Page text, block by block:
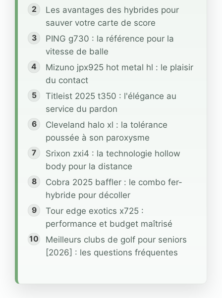
Les avantages des hybrides pour
sauver votre carte de score
PING g730 : la référence pour la
vitesse de balle
Mizuno jpx925 hot metal hl : le plaisir
du contact
Titleist 2025 t350 : l'élégance au
service du pardon
Cleveland halo xl : la tolérance
poussée à son paroxysme
Srixon zxi4 : la technologie hollow
body pour la distance
Cobra 2025 baffler : le combo fer-
hybride pour décoller
Tour edge exotics x725 :
performance et budget maîtrisé
Meilleurs clubs de golf pour seniors
[2026] : les questions fréquentes